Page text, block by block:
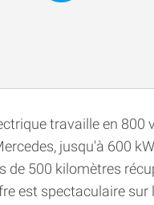
travaille en 800
jusqu'à 600
de 500 kilomètres
est spectaculaire sur